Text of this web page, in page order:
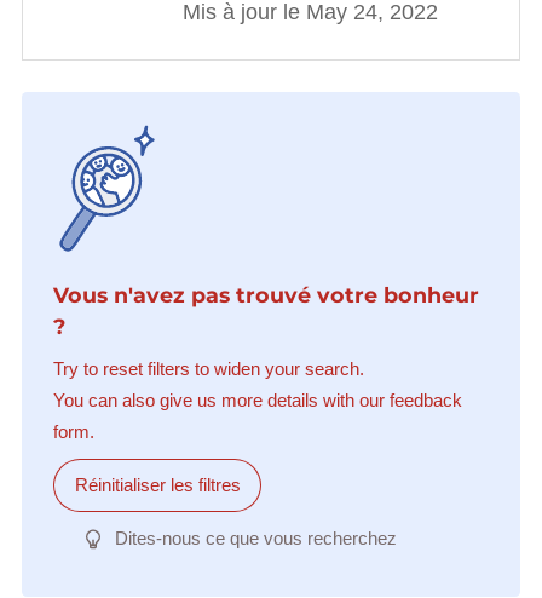
Mis à jour le May 24, 2022
Vous n'avez pas trouvé votre bonheur
?
Try to reset filters to widen your search.
You can also give us more details with our feedback
form.
Réinitialiser les filtres
Dites-nous ce que vous recherchez